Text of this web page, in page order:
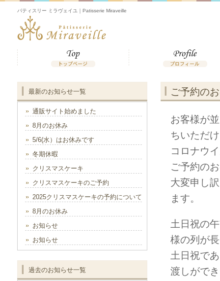
パティスリー ミラヴェイユ｜Patisserie Miraveille
ご予約の
お客様が
ちいただ
コロナウ
ご予約の
大変申し
ます。
土日祝の
様の列が
土日祝で
渡しがで
最新のお知らせ一覧
通販サイト始めました
8月のお休み
5/6(水）はお休みです
冬期休暇
クリスマスケーキ
クリスマスケーキのご予約
2025クリスマスケーキの予約について
8月のお休み
お知らせ
お知らせ
過去のお知らせ一覧